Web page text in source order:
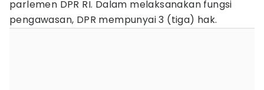
parlemen DPR RI. Dalam melaksanakan fungsi
pengawasan, DPR mempunyai 3 (tiga) hak.